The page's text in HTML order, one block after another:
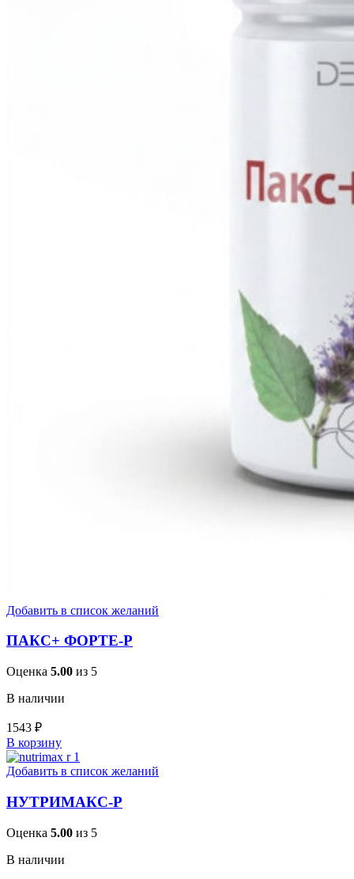
Добавить в список желаний
ПАКС+ ФОРТЕ-Р
Оценка 5.00 из 5
В наличии
1543 ₽
В корзину
Добавить в список желаний
НУТРИМАКС-Р
Оценка 5.00 из 5
В наличии